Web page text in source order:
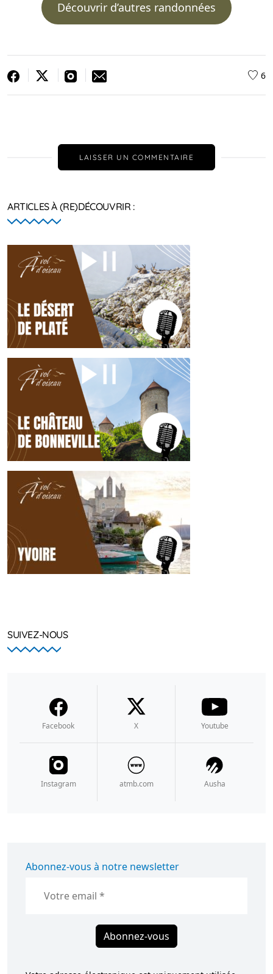
Découvrir d’autres randonnées
6
LAISSER UN COMMENTAIRE
ARTICLES À (RE)DÉCOUVRIR :
SUIVEZ-NOUS
Facebook X Youtube
Instagram atmb.com Ausha
Abonnez-vous à notre newsletter
Abonnez-vous